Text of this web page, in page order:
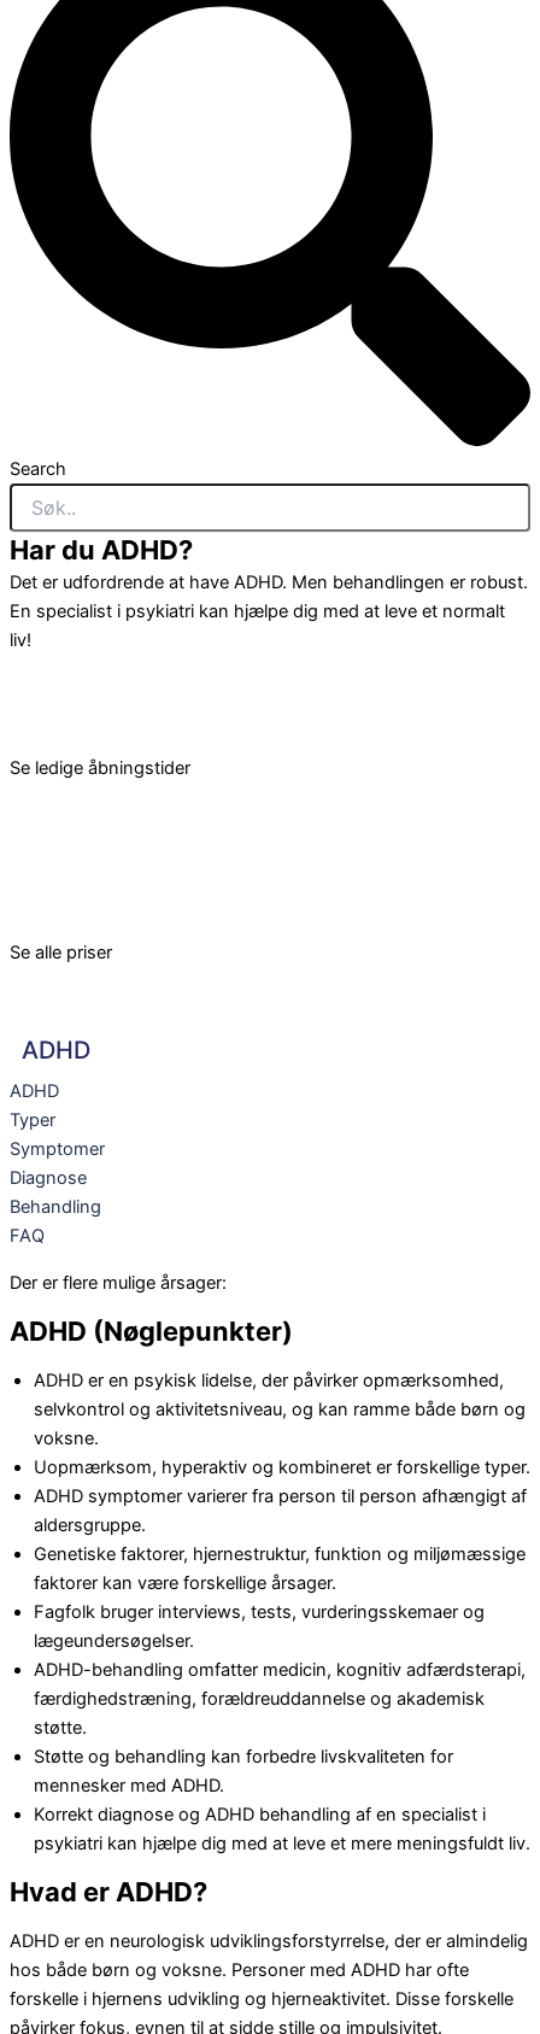
Search
Har du ADHD?
Det er udfordrende at have ADHD. Men behandlingen er robust.
En specialist i psykiatri kan hjælpe dig med at leve et normalt
liv!
Se ledige åbningstider
Se alle priser
ADHD
ADHD
Typer
Symptomer
Diagnose
Behandling
FAQ
Der er flere mulige årsager:
ADHD (Nøglepunkter)
ADHD er en psykisk lidelse, der påvirker opmærksomhed,
selvkontrol og aktivitetsniveau, og kan ramme både børn og
voksne.
Uopmærksom, hyperaktiv og kombineret er forskellige typer.
ADHD symptomer varierer fra person til person afhængigt af
aldersgruppe.
Genetiske faktorer, hjernestruktur, funktion og miljømæssige
faktorer kan være forskellige årsager.
Fagfolk bruger interviews, tests, vurderingsskemaer og
lægeundersøgelser.
ADHD-behandling omfatter medicin, kognitiv adfærdsterapi,
færdighedstræning, forældreuddannelse og akademisk
støtte.
Støtte og behandling kan forbedre livskvaliteten for
mennesker med ADHD.
Korrekt diagnose og ADHD behandling af en specialist i
psykiatri kan hjælpe dig med at leve et mere meningsfuldt liv.
Hvad er ADHD?
ADHD er en neurologisk udviklingsforstyrrelse, der er almindelig
hos både børn og voksne. Personer med ADHD har ofte
forskelle i hjernens udvikling og hjerneaktivitet. Disse forskelle
påvirker fokus, evnen til at sidde stille og impulsivitet.